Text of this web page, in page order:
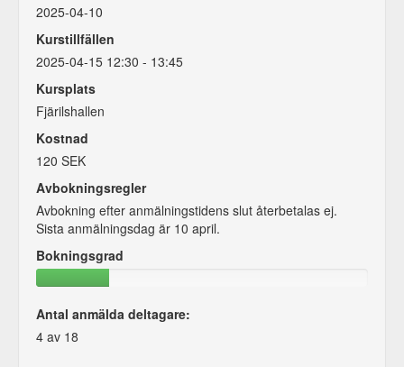
2025-04-10
Kurstillfällen
2025-04-15 12:30 - 13:45
Kursplats
Fjärilshallen
Kostnad
120 SEK
Avbokningsregler
Avbokning efter anmälningstidens slut återbetalas ej.
Sista anmälningsdag är 10 april.
Bokningsgrad
Antal anmälda deltagare:
4 av 18